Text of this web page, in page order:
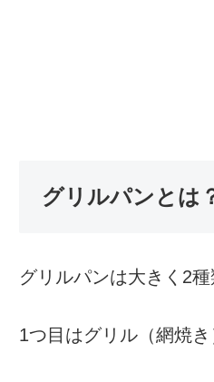
グリルパンとは
グリルパンは大きく2
1つ目はグリル（網焼